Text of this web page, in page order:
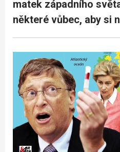
matek západního
některé vůbec, aby si